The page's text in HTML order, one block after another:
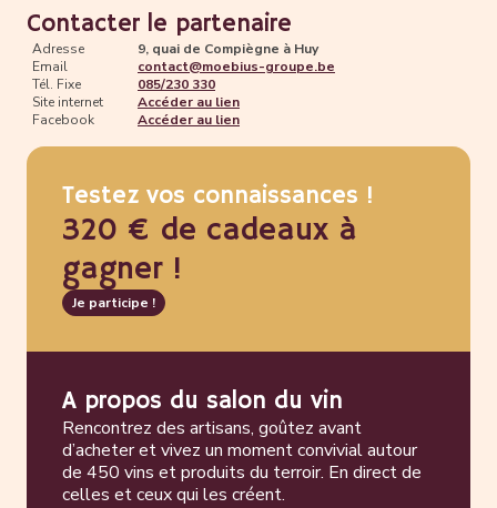
Contacter le partenaire
Adresse
9, quai de Compiègne à Huy
Email
contact@moebius-groupe.be
Tél. Fixe
085/230 330
Site internet
Accéder au lien
Facebook
Accéder au lien
Testez vos connaissances !
320 € de cadeaux à
gagner !
Je participe !
A propos du salon du vin
Rencontrez des artisans, goûtez avant
d’acheter et vivez un moment convivial autour
de 450 vins et produits du terroir. En direct de
celles et ceux qui les créent.